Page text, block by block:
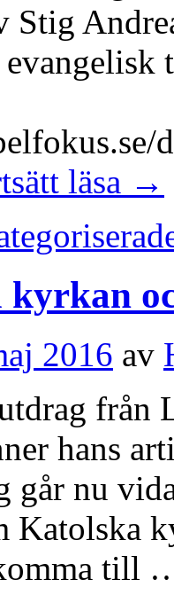
Stig
läsa →
kyrkan
2016 av
från
hans
går nu
Katolska
till